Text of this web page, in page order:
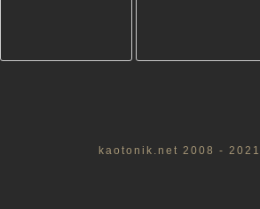
kaotonik.net 2008 - 2021